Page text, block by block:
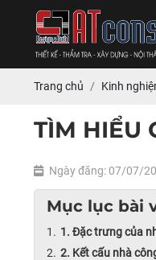
Trang chủ Kinh
TÌM HIỂU
Ngày đăng: 07/07/
Mục lục bài
1. Đặc trưng của
2. Kết cấu nhà